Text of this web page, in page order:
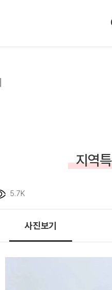
지역
5.7K
사진보기